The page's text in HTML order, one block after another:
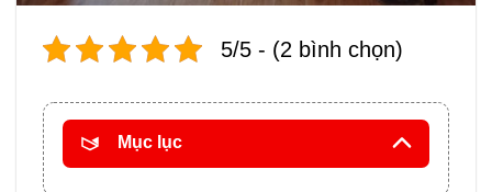
5/5 - (2 bình chọn)
Mục lục